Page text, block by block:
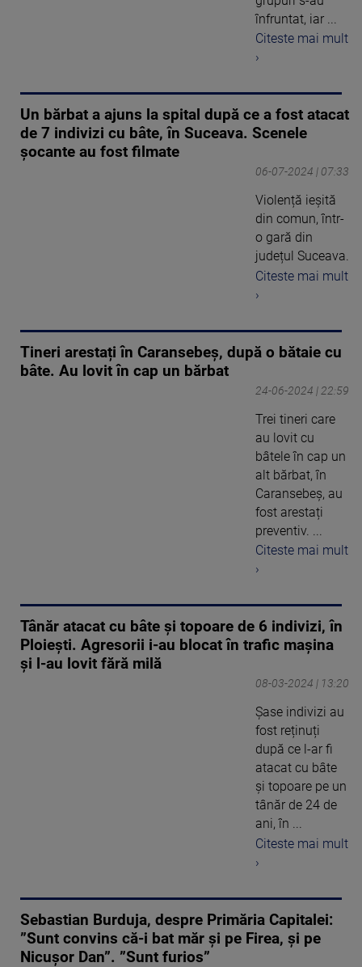
înfruntat, iar ...
Citeste mai mult
›
Un bărbat a ajuns la spital după ce a fost atacat
de 7 indivizi cu bâte, în Suceava. Scenele
șocante au fost filmate
06-07-2024 | 07:33
Violență ieșită
din comun, într-
o gară din
județul Suceava.
Citeste mai mult
›
Tineri arestați în Caransebeș, după o bătaie cu
bâte. Au lovit în cap un bărbat
24-06-2024 | 22:59
Trei tineri care
au lovit cu
bâtele în cap un
alt bărbat, în
Caransebeș, au
fost arestați
preventiv. ...
Citeste mai mult
›
Tânăr atacat cu bâte și topoare de 6 indivizi, în
Ploiești. Agresorii i-au blocat în trafic mașina
și l-au lovit fără milă
08-03-2024 | 13:20
Șase indivizi au
fost reținuți
după ce l-ar fi
atacat cu bâte
și topoare pe un
tânăr de 24 de
ani, în ...
Citeste mai mult
›
Sebastian Burduja, despre Primăria Capitalei:
”Sunt convins că-i bat măr și pe Firea, și pe
Nicușor Dan”. ”Sunt furios”